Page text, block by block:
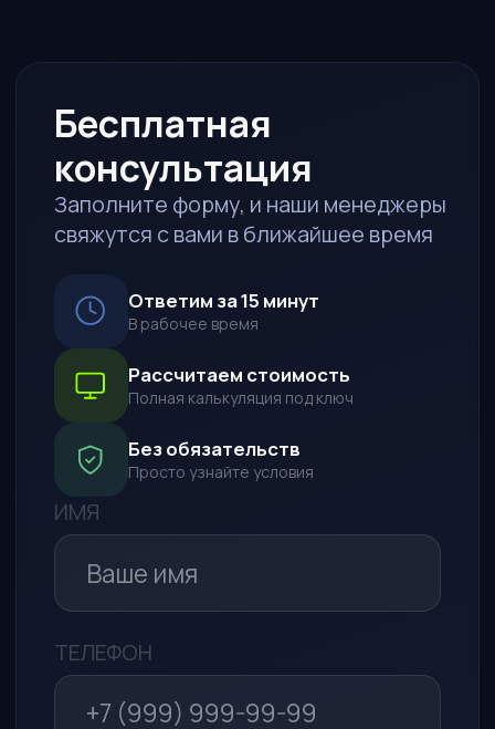
ТЕЛЕФОН
TELEGRAM / WHATSAPP*
ПОЖЕЛАНИЯ К АВТО
СПОСОБ СВЯЗИ
Макс
Я даю согласие на обработку
моих персональных данных в
обращения и предоставления